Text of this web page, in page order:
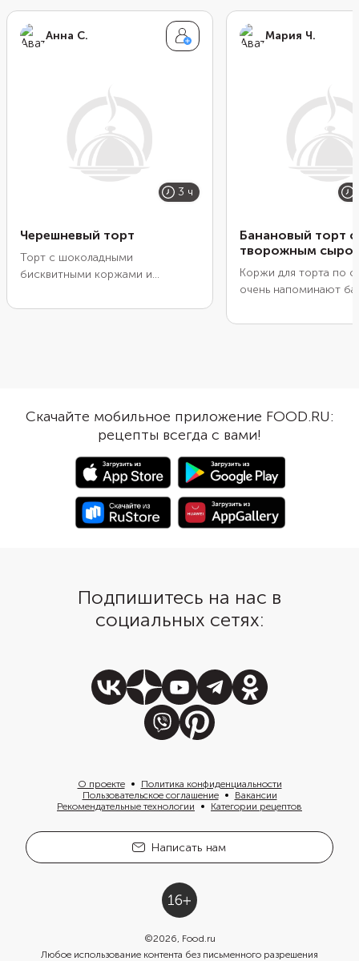
Анна С.
3 ч
Черешневый торт
Торт с шоколадными
бисквитными коржами и
вишневым десертом «Черный
ягодный сок превратился в
сироп. Испеките бисквиты,
приготовьте прослойку из крем-
чиза и добавьте в начинку
проваренные ягоды. Украсьте
торт половинками свежей
Мария Ч.
Банановый торт с
творожным
Коржи для торта по
очень напоминают
готовят в круглых
заготовку и
пополам после
маслу заранее
комнатной
оно легко
десерт ломтиками
бананов и орехами
Скачайте мобильное приложение FOOD.RU:
рецепты всегда с вами!
Подпишитесь на нас в
социальных сетях:
О проекте
Политика конфиденциальности
Пользовательское соглашение
Вакансии
Рекомендательные технологии
Категории рецептов
Написать нам
©2026, Food.ru
Любое использование контента без письменного разрешения